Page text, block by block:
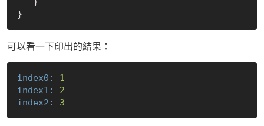
可以看一下印出的結果：
index0:
1
index1:
2
index2:
3